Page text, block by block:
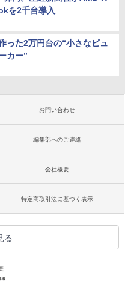
を2千台導入
った2万円台の“小さなピュ
カー”
お問い合わせ
編集部へのご連絡
会社概要
特定商取引法に基づく表示
る